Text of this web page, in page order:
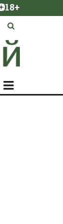
18+